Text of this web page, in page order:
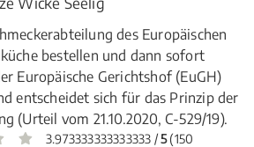
des Europäischen
bestellen und dann sofort
Europäische Gerichtshof (EuGH)
entscheidet sich für das Prinzip der
(Urteil vom 21.10.2020, C-529/19).
3.973333333333333 /5(150